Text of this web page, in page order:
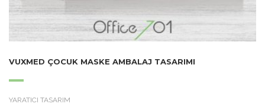
VUXMED ÇOCUK MASKE AMBALAJ TASARIMI
YARATICI TASARIM